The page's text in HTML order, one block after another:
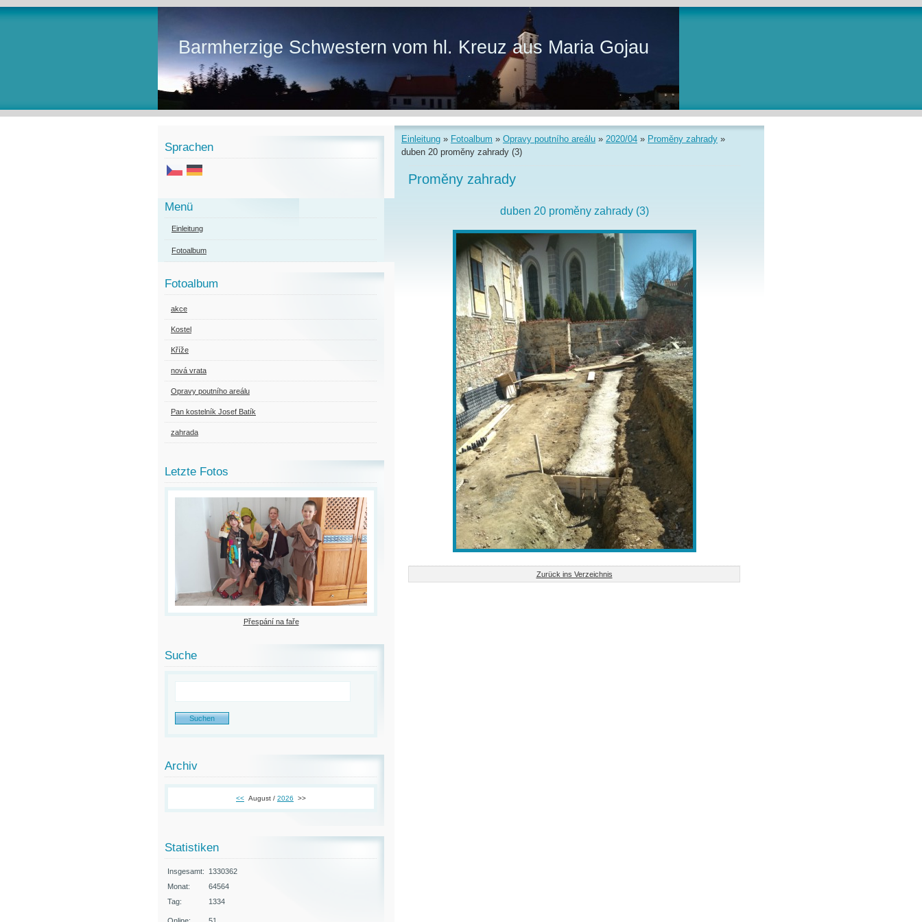
Barmherzige Schwestern vom hl. Kreuz aus Maria Gojau
Einleitung » Fotoalbum » Opravy poutního areálu » 2020/04 » Proměny zahrady »
duben 20 proměny zahrady (3)
Proměny zahrady
duben 20 proměny zahrady (3)
Zurück ins Verzeichnis
Sprachen
Menü
Einleitung
Fotoalbum
Fotoalbum
akce
Kostel
Kříže
nová vrata
Opravy poutního areálu
Pan kostelník Josef Batík
zahrada
Letzte Fotos
Přespání na faře
Suche
Archiv
<< August / 2026 >>
Statistiken
Insgesamt:
1330362
Monat:
64564
Tag:
1334